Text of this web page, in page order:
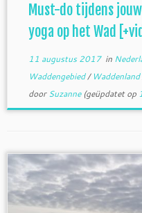
Must-do tijdens
yoga op het Wad
11 augustus 2017in
Waddengebied/ Waddenland
doorSuzanne(geüpdatet op